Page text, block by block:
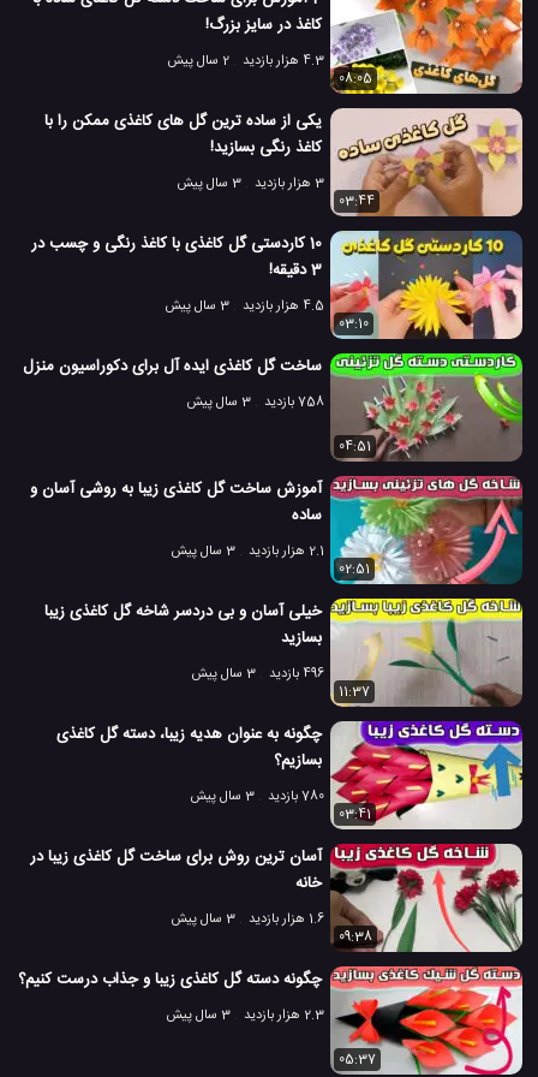
کاغذ در سایز بزرگ!
4.3 هزار بازدید
2 سال پیش
08:05
یکی از ساده ترین گل های کاغذی ممکن را با
کاغذ رنگی بسازید!
3 هزار بازدید
3 سال پیش
03:44
10 کاردستی گل کاغذی با کاغذ رنگی و چسب در
3 دقیقه!
4.5 هزار بازدید
3 سال پیش
03:10
ساخت گل کاغذی ایده آل برای دکوراسیون منزل
758 بازدید 3 سال پیش
04:51
آموزش ساخت گل کاغذی زیبا به روشی آسان و
ساده
2.1 هزار بازدید
3 سال پیش
02:51
خیلی آسان و بی دردسر شاخه گل کاغذی زیبا
بسازید
496 بازدید
3 سال پیش
11:37
چگونه به عنوان هدیه زیبا، دسته گل کاغذی
بسازیم؟
780 بازدید
3 سال پیش
03:41
آسان ترین روش برای ساخت گل کاغذی زیبا در
خانه
1.6 هزار بازدید
3 سال پیش
09:38
چگونه دسته گل کاغذی زیبا و جذاب درست کنیم؟
2.3 هزار بازدید 3 سال پیش
05:37